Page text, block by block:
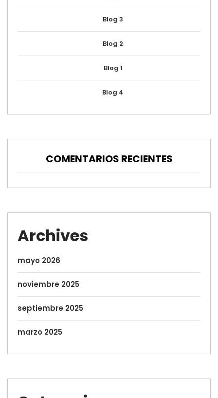
Blog 3
Blog 2
Blog 1
Blog 4
COMENTARIOS RECIENTES
Archives
mayo 2026
noviembre 2025
septiembre 2025
marzo 2025